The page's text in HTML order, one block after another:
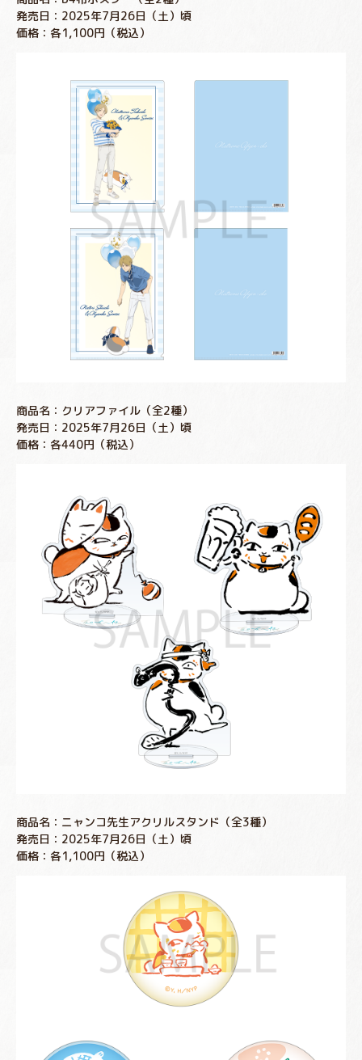
発売日：2025年7月26日（土）頃
価格：各1,100円（税込）
商品名：クリアファイル（全2種）
発売日：2025年7月26日（土）頃
価格：各440円（税込）
商品名：ニャンコ先生アクリルスタンド（全3種）
発売日：2025年7月26日（土）頃
価格：各1,100円（税込）